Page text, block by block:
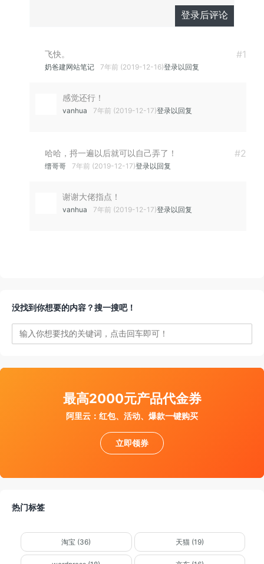
有人回复时邮
登录后评论
#1
飞快。
奶爸建网站笔记 7年前 (2019-12-16)登录以回复
感觉还行！
vanhua 7年前 (2019-12-17)登录以回复
#2
哈哈，捋一遍以后就可以自己弄了！
缙哥哥 7年前 (2019-12-17)登录以回复
谢谢大佬指点！
vanhua 7年前 (2019-12-17)登录以回复
没找到你想要的内容？搜一搜吧！
最高2000元产品代金券
阿里云：红包、活动、爆款一键购买
立即领券
热门标签
淘宝 (36) 天猫 (19)